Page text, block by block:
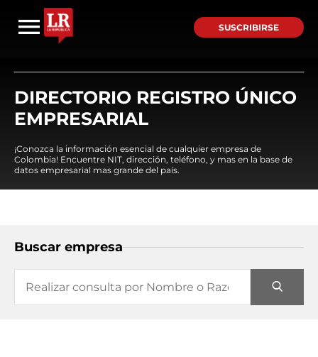
SUSCRIBIRSE
DIRECTORIO REGISTRO ÚNICO
EMPRESARIAL
¡Conozca la información esencial de cualquier empresa de
Colombia! Encuentre NIT, dirección, teléfono, y mas en la base de
datos empresarial mas grande del país.
Buscar empresa